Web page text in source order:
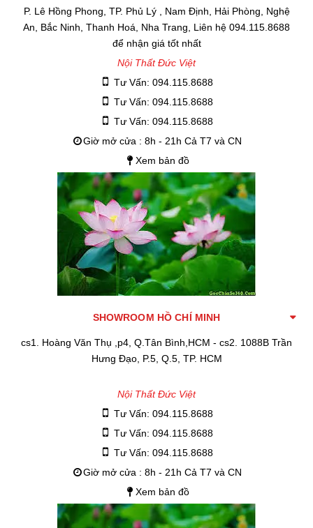
P. Lê Hồng Phong, TP. Phủ Lý , Nam Định, Hải Phòng, Nghệ
An, Bắc Ninh, Thanh Hoá, Nha Trang, Liên hệ 094.115.8688
để nhận giá tốt nhất
Nội Thất Đức Việt
Tư Vấn: 094.115.8688
Tư Vấn: 094.115.8688
Tư Vấn: 094.115.8688
Giờ mở cửa : 8h - 21h Cả T7 và CN
Xem bản đồ
SHOWROOM HỒ CHÍ MINH
cs1. Hoàng Văn Thụ ,p4, Q.Tân Bình,HCM - cs2. 1088B Trần
Hưng Đạo, P.5, Q.5, TP. HCM
Nội Thất Đức Việt
Tư Vấn: 094.115.8688
Tư Vấn: 094.115.8688
Tư Vấn: 094.115.8688
Giờ mở cửa : 8h - 21h Cả T7 và CN
Xem bản đồ